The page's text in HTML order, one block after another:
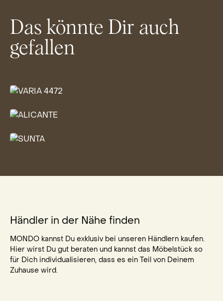
Das könnte Dir auch
gefallen
MONDO
MONDO
Händler in der Nähe finden
MONDO kannst Du exklusiv bei unseren Händlern kaufen.
Hier wirst Du gut beraten und kannst das Möbelstück so
für Dich individualisieren, dass es ein Teil von Deinem
Zuhause wird.